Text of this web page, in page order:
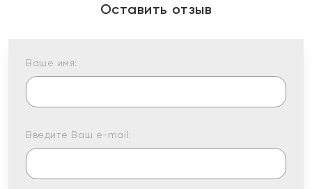
Оставить отзыв
Ваше имя:
Введите Ваш e-mail: